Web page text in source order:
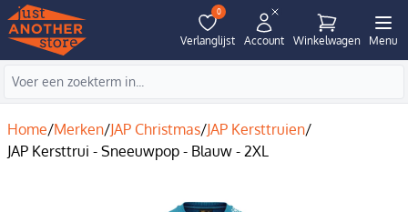
0
Verlanglijst Account Winkelwagen Menu
Home/Merken/JAP Christmas/JAP Kersttruien/
JAP Kersttrui - Sneeuwpop - Blauw - 2XL